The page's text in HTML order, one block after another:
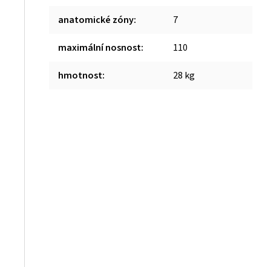
anatomické zóny: 7
maximální nosnost: 110
hmotnost: 28 kg